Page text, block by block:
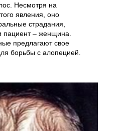
Несмотря на
явления, оно
страдания,
пациент – женщина.
предлагают свое
борьбы с алопецией.